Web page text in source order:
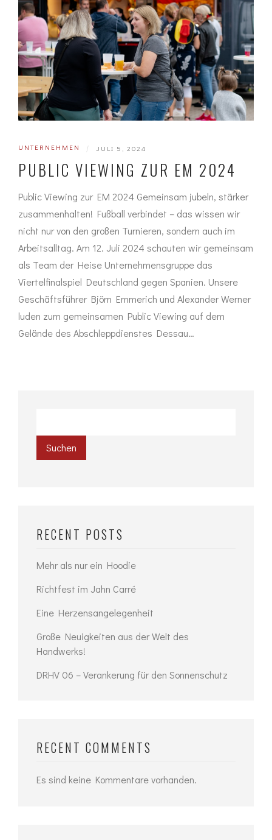
UNTERNEHMEN | JULI 5, 2024
PUBLIC VIEWING ZUR EM 2024
Public Viewing zur EM 2024 Gemeinsam jubeln, stärker
zusammenhalten! Fußball verbindet – das wissen wir
nicht nur von den großen Turnieren, sondern auch im
Arbeitsalltag. Am 12. Juli 2024 schauten wir gemeinsam
als Team der Heise Unternehmensgruppe das
Viertelfinalspiel Deutschland gegen Spanien. Unsere
Geschäftsführer Björn Emmerich und Alexander Werner
luden zum gemeinsamen Public Viewing auf dem
Gelände des Abschleppdienstes Dessau…
Suchen
RECENT POSTS
Mehr als nur ein Hoodie
Richtfest im Jahn Carré
Eine Herzensangelegenheit
Große Neuigkeiten aus der Welt des
Handwerks!
DRHV 06 – Verankerung für den Sonnenschutz
RECENT COMMENTS
Es sind keine Kommentare vorhanden.